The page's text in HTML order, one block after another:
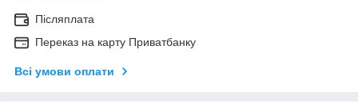
Післяплата
Переказ на карту Приватбанку
Всі умови оплати